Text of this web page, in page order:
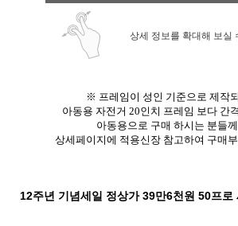
상세 정보를 확대해 보실
※ 프레임이 성인 기준으로 제작
아동용 자전거 20인치 프레임 보다 간
아동용으로 구매 하시는 분들
상세페이지에 적용신장 참고하여 구매
12주년 기념세일 정상가 39만6천원 50프로